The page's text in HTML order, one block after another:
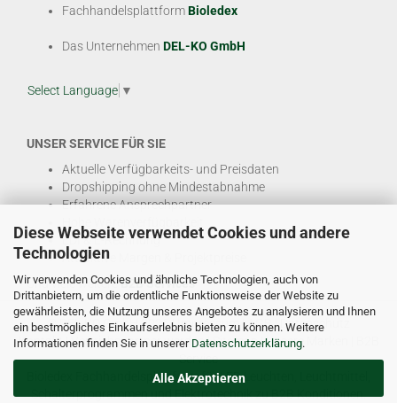
Diese Webseite verwendet Cookies und andere
Technologien
Wir verwenden Cookies und ähnliche Technologien, auch von
Drittanbietern, um die ordentliche Funktionsweise der Website zu
gewährleisten, die Nutzung unseres Angebotes zu analysieren und Ihnen
ein bestmögliches Einkaufserlebnis bieten zu können. Weitere
Informationen finden Sie in unserer Datenschutzerklärung.
Alle Akzeptieren
FachhandelsplattformBioledex
Das Unternehmen DEL-KO GmbH
Select Language ▼
UNSER SERVICE FÜR SIE
Aktuelle Verfügbarkeits- und Preisdaten
Dropshipping ohne Mindestabnahme
Erfahrene Ansprechpartner
Hohe Warenverfügbarkeit
EDI & E-Rechnung
Attraktive Margen & Projektpreise
Und viele weitereB2B Services
© DEL-KO GmbH 2026 |Impressum|AGB| Datenschutz
Kontakt|Vertriebspartner werden|Sitemap|Unsere Marken
Service
Bioledex Fachhandelsplattform für LED Leuchten, Leuchtmittel,
Schalterprogrammen und Elektrotechnik zu B2B Konditionen.